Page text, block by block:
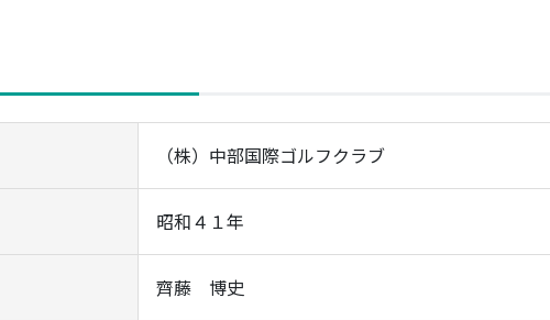
（株）中部国際ゴルフクラブ
昭和４１年
齊藤 博史